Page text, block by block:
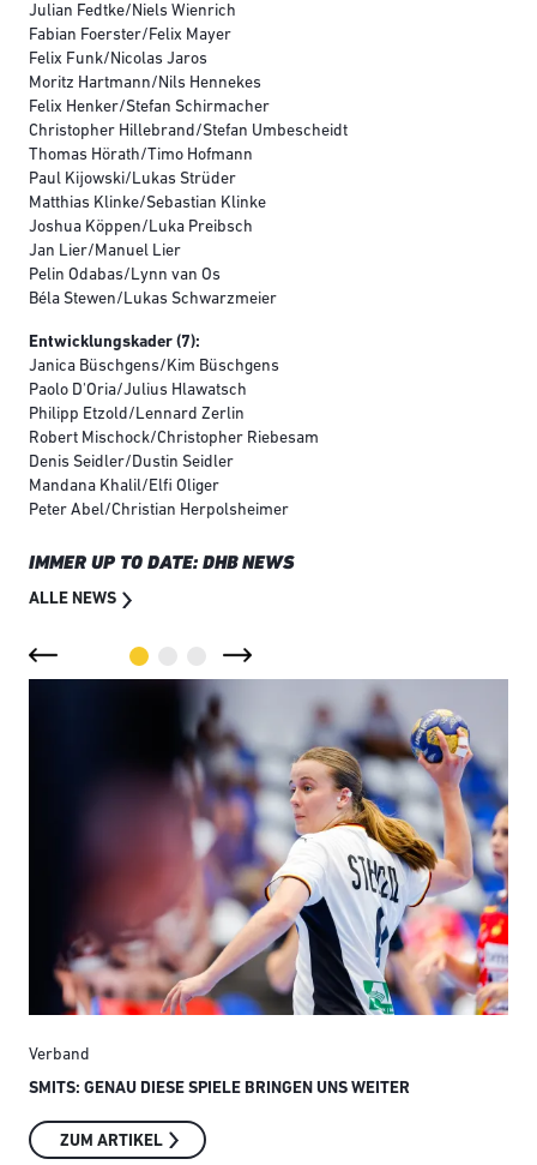
Julian Fedtke/Niels Wienrich
Fabian Foerster/Felix Mayer
Felix Funk/Nicolas Jaros
Moritz Hartmann/Nils Hennekes
Felix Henker/Stefan Schirmacher
Christopher Hillebrand/Stefan Umbescheidt
Thomas Hörath/Timo Hofmann
Paul Kijowski/Lukas Strüder
Matthias Klinke/Sebastian Klinke
Joshua Köppen/Luka Preibsch
Jan Lier/Manuel Lier
Pelin Odabas/Lynn van Os
Béla Stewen/Lukas Schwarzmeier
Entwicklungskader (7):
Janica Büschgens/Kim Büschgens
Paolo D'Oria/Julius Hlawatsch
Philipp Etzold/Lennard Zerlin
Robert Mischock/Christopher Riebesam
Denis Seidler/Dustin Seidler
Mandana Khalil/Elfi Oliger
Peter Abel/Christian Herpolsheimer
IMMER UP TO DATE: DHB NEWS
ALLE NEWS
Verband
SMITS: GENAU DIESE SPIELE BRINGEN UNS WEITER
ZUM ARTIKEL